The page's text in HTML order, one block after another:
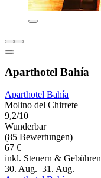
Aparthotel Bahía
Aparthotel Bahía
Molino del Chirrete
9,2/10
Wunderbar
(85 Bewertungen)
67 €
inkl. Steuern & Gebühren
30. Aug.–31. Aug.